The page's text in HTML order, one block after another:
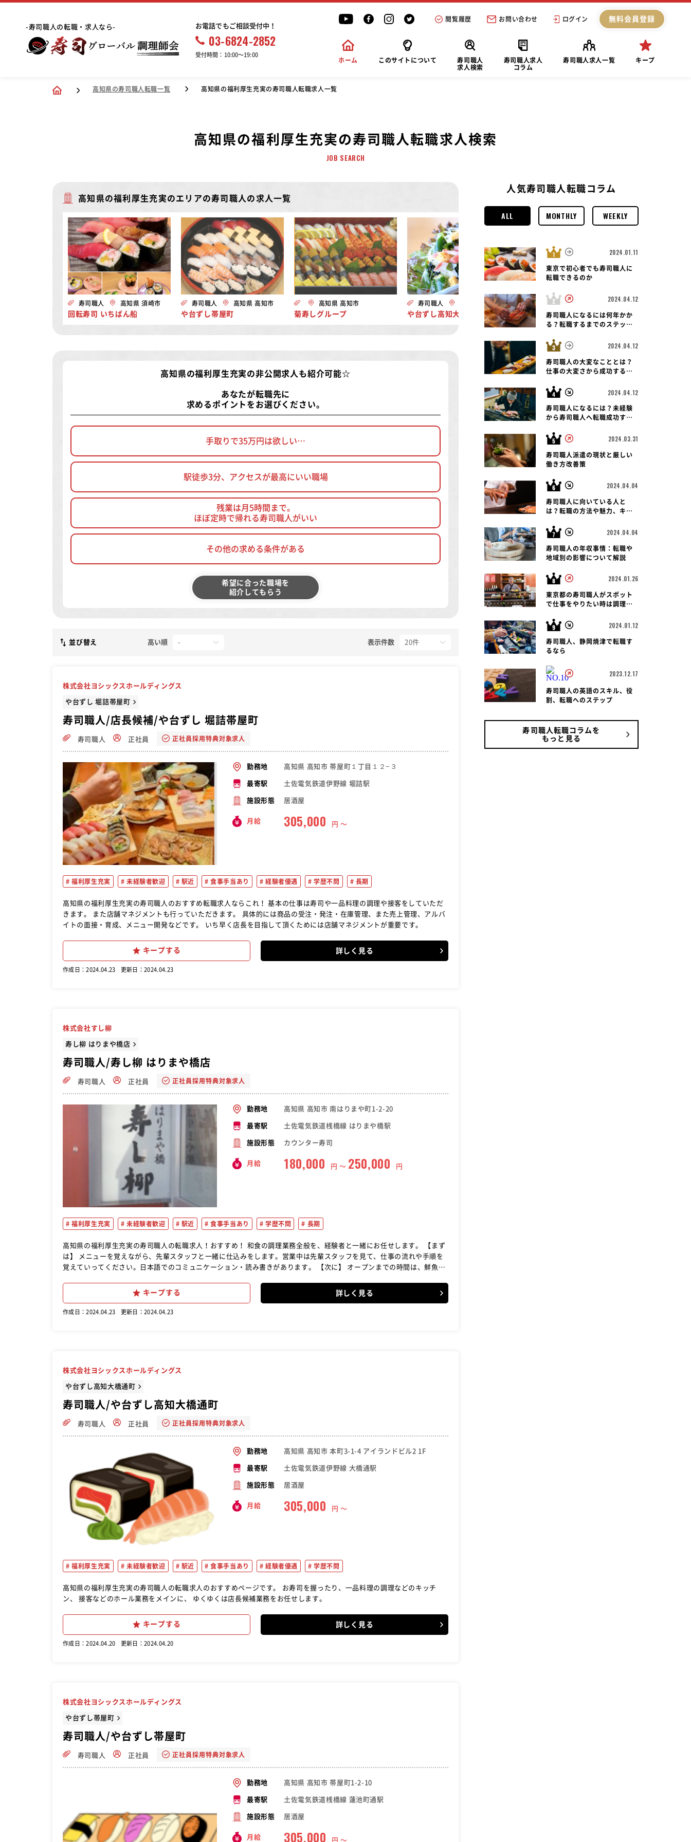
-寿司職人の転職・求人なら- お電話でもご相談受付中！
03-6824-2852
受付時間：10:00〜19:00
閲覧履歴 お問い合わせ ログイン 無料会員登録
ホーム このサイトについて
寿司職人
求人検索
寿司職人求人
コラム
寿司職人求人一覧 キープ
高知県の寿司職人転職一覧 高知県の福利厚生充実の寿司職人転職求人一覧
高知県の福利厚生充実の寿司職人転職求人検索
JOB SEARCH
高知県の福利厚生充実のエリアの寿司職人の求人一覧
寿司職人 高知県 須崎市
回転寿司 いちばん船
寿司職人 高知県 高知市
や台ずし帯屋町
高知県 高知市
菊寿しグループ
寿司職人 高知県 高知市
や台ずし高知大橋通町
寿司職人 高知県 高知市
寿し柳 はりまや橋店
高知県の福利厚生充実の非公開求人 も紹介可能☆
あなたが転職先に
求めるポイントをお選びください。
手取りで35万円は欲しい…
駅徒歩3分、アクセスが最高にいい職場
残業は月5時間まで。
ほぼ定時で帰れる寿司職人がいい
その他の求める条件がある
希望に合った職場を
紹介してもらう
並び替え 高い順 表示件数
株式会社ヨシックスホールディングス
や台ずし 堀詰帯屋町
寿司職人/店長候補/や台ずし 堀詰帯屋町
寿司職人 正社員 正社員採用特典対象求人
勤務地 高知県 高知市 帯屋町１丁目１２−３
最寄駅 土佐電気鉄道伊野線 堀詰駅
施設形態 居酒屋
月給 305,000 円 〜
福利厚生充実 未経験者歓迎 駅近 食事手当あり 経験者優遇 学歴不問 長期
高知県の福利厚生充実の寿司職人のおすすめ転職求人ならこれ！ 基本の仕事は寿司や一品料理の調理や接客をしていただ
きます。 また店舗マネジメントも行っていただきます。 具体的には商品の受注・発注・在庫管理、また売上管理、アルバ
イトの面接・育成、メニュー開発などです。 いち早く店長を目指して頂くためには店舗マネジメントが重要です。
キープする 詳しく見る
作成日：2024.04.23 更新日：2024.04.23
株式会社すし柳
寿し柳 はりまや橋店
寿司職人/寿し柳 はりまや橋店
寿司職人 正社員 正社員採用特典対象求人
勤務地 高知県 高知市 南はりまや町1-2-20
最寄駅 土佐電気鉄道桟橋線 はりまや橋駅
施設形態 カウンター寿司
月給 180,000 円 〜 250,000 円
福利厚生充実 未経験者歓迎 駅近 食事手当あり 学歴不問 長期
高知県の福利厚生充実の寿司職人の転職求人！おすすめ！ 和食の調理業務全般を、経験者と一緒にお任せします。 【まず
は】 メニューを覚えながら、先輩スタッフと一緒に仕込みをします。営業中は先輩スタッフを見て、仕事の流れや手順を
覚えていってください。日本語でのコミュニケーション・読み書きがあります。 【次に】 オープンまでの時間は、鮮魚の
す。注文通りに揚げ物・盛付けなどをお願いします。分からないことは、先輩スタッフがサポートします。洗い物や清掃
お願いします。
キープする 詳しく見る
作成日：2024.04.23 更新日：2024.04.23
株式会社ヨシックスホールディングス
や台ずし高知大橋通町
寿司職人/や台ずし高知大橋通町
寿司職人 正社員 正社員採用特典対象求人
勤務地 高知県 高知市 本町3-1-4 アイランドビル2 1F
最寄駅 土佐電気鉄道伊野線 大橋通駅
施設形態 居酒屋
月給 305,000 円 〜
福利厚生充実 未経験者歓迎 駅近 食事手当あり 経験者優遇 学歴不問
高知県の福利厚生充実の寿司職人の転職求人のおすすめページです。 お寿司を握ったり、一品料理の調理などのキッチ
ン、 接客などのホール業務をメインに、 ゆくゆくは店長候補業務をお任せします。
キープする 詳しく見る
作成日：2024.04.20 更新日：2024.04.20
株式会社ヨシックスホールディングス
や台ずし帯屋町
寿司職人/や台ずし帯屋町
寿司職人 正社員 正社員採用特典対象求人
勤務地 高知県 高知市 帯屋町1-2-10
最寄駅 土佐電気鉄道桟橋線 蓮池町通駅
施設形態 居酒屋
月給 305,000 円 〜
人気寿司職人転職コラム
ALL MONTHLY WEEKLY
2024.01.11
東京で初心者でも寿司職人に
転職できるのか
2024.04.12
寿司職人になるには何年かか
る？転職するまでのステップ
2024.04.12
寿司職人の大変なこととは？
仕事の大変さから成功する転
2024.04.12
寿司職人になるには？未経験
から寿司職人へ転職成功する
2024.03.31
寿司職人派遣の現状と厳しい
働き方改善策
2024.04.04
寿司職人に向いている人と
は？転職の方法や魅力、キャ
説！
2024.04.04
寿司職人の年収事情：転職や
地域別の影響について解説
2024.01.26
東京都の寿司職人がスポット
で仕事をやりたい時は調理師
2024.01.12
寿司職人、静岡焼津で転職す
るなら
2023.12.17
寿司職人の英語のスキル、役
割、転職へのステップ
寿司職人転職コラムを
もっと見る